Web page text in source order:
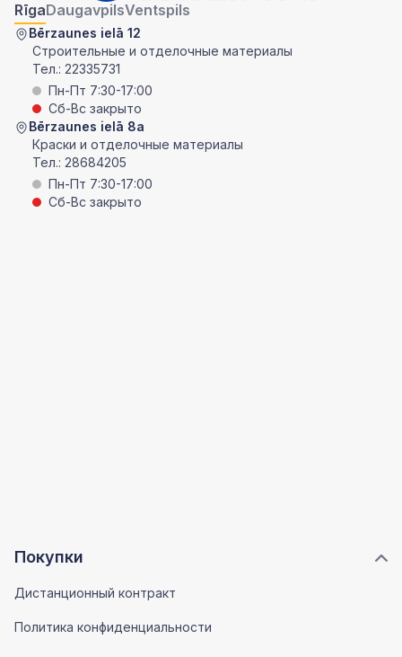
Покупки
Дистанционный контракт
Политика конфиденциальности
RīgaDaugavpilsVentspils
Bērzaunes ielā 12
Строительные и отделочные материалы
Тел.: 22335731
Пн-Пт 7:30-17:00
Сб-Вс закрыто
Bērzaunes ielā 8a
Краски и отделочные материалы
Тел.: 28684205
Пн-Пт 7:30-17:00
Сб-Вс закрыто